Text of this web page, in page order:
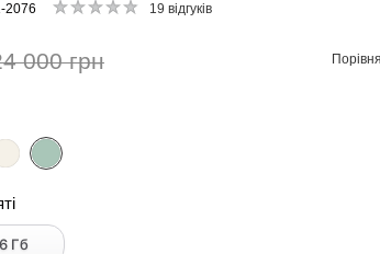
2076 19 відгуків
000 грн
Гб